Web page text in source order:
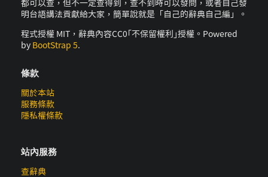
都可以查，但不一定查得到，查不到時可以發問，或者自己發
明台語講法貢獻給大家，簡單說就是「自己的辭典自己編」。
程式授權 MIT，辭典內容CC0｢不保留權利｣授權。Powered
by BootStrap 5.
條款
關於本站
服務條款
隱私權條款
站內服務
查辭典